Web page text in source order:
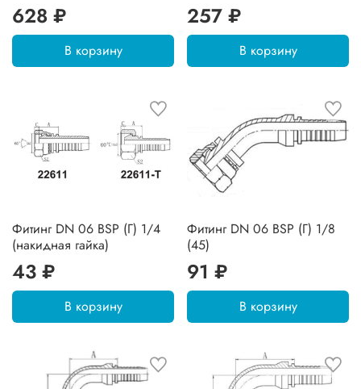
628 ₽
В корзину
257 ₽
В корзину
Фитинг DN 06 BSP (Г) 1/4
(накидная гайка)
43 ₽
В корзину
Фитинг DN 06 BSP (Г) 1/8
(45)
91 ₽
В корзину